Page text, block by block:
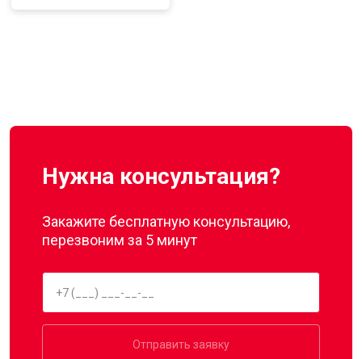
Нужна консультация?
Закажите бесплатную консультацию,
перезвоним за 5 минут
Отправить заявку